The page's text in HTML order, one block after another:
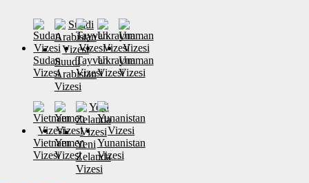
Sudan
Vizesi
Suudi
Arabistan
Vizesi
Tayvan
Vizesi
Ukrayna
Vizesi
Umman
Vizesi
Vietnam
Vizesi
Yemen
Vizesi
Yeni
Zelanda
Vizesi
Yunanistan
Vizesi